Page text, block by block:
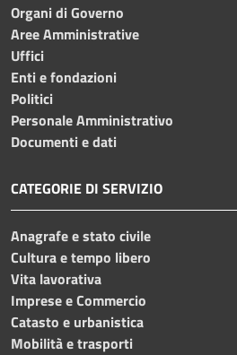
Organi di Governo
Aree Amministrative
Uffici
Enti e fondazioni
Politici
Personale Amministrativo
Documenti e dati
CATEGORIE DI SERVIZIO
Anagrafe e stato civile
Cultura e tempo libero
Vita lavorativa
Imprese e Commercio
Catasto e urbanistica
Mobilità e trasporti